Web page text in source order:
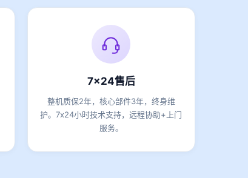
7x24售后
整机质保2年，核心部件3年，终身维
护。7x24小时技术支持，远程协助+上门
服务。